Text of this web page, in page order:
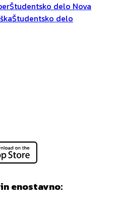
Študentsko delo Nova
Študentsko delo
enostavno: